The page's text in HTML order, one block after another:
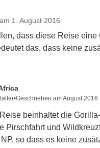
1. August 2016
dass diese Reise eine
das, dass keine
•Geschrieben am August 2016
beinhaltet die
Pirschfahrt und
so dass es keine